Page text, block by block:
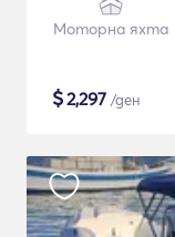
Моторна яхта
$2,297 /ден